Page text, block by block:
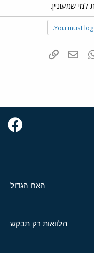
למי שמעוניין.
You must
WhatsAppדואר אלקטרוני
האח הגדול
הלוואות רק תבקש